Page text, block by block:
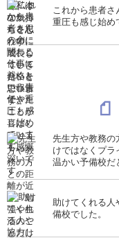
これから患者
重圧も感じ始め
先生方や教務の
けではなくプ
温かい予備校だ
助けてくれる人
備校でした。